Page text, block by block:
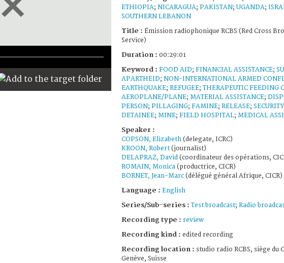
ETHIOPIA; NICARAGUA; PAKISTAN; UGANDA;
SOUTHERN LEBANON
Title : Émission radiophonique RCBS (Red Cross
Service)
Duration : 00:29:01
Keyword : FOOD AID; FINANCIAL ASSISTANCE;
APARTHEID; NON-INTERNATIONAL ARMED
EARTHQUAKE; REFUGEE;THERAPEUTIC FEEDING
AEROPLANE/PLANE; MATERIAL ASSISTANCE;
PERSON; PILLAGING; FAMINE; RELEASE; SECURITY
DETAINEE; MINE; FIELD HOSPITAL; MEDICAL
Speaker :
COPSON, Elizabeth (delegate, ICRC)
KROON, Robert (journalist)
DELAPRAZ, David (coordinateur des opérations,
ROMAIN, Monica (productrice, CICR)
BORNET, Jean-Marc (délégué général Afrique, CICR)
Language : English
Series/Sub-series :Test broadcast; Radio
Recording type : review
Recording kind : edited recording
Recording location : studio radio RCBS, siège du
Genève, Suisse